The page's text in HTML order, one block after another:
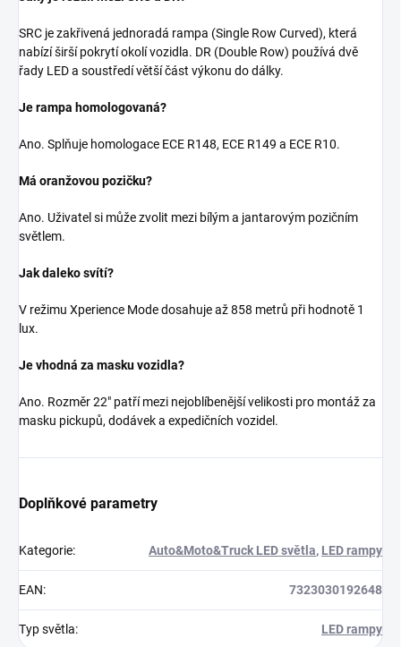
SRC je zakřivená jednoradá rampa (Single Row Curved), která
nabízí širší pokrytí okolí vozidla. DR (Double Row) používá dvě
řady LED a soustředí větší část výkonu do dálky.
Je rampa homologovaná?
Ano. Splňuje homologace ECE R148, ECE R149 a ECE R10.
Má oranžovou pozičku?
Ano. Uživatel si může zvolit mezi bílým a jantarovým pozičním
světlem.
Jak daleko svítí?
V režimu Xperience Mode dosahuje až 858 metrů při hodnotě 1
lux.
Je vhodná za masku vozidla?
Ano. Rozměr 22" patří mezi nejoblíbenější velikosti pro montáž za
masku pickupů, dodávek a expedičních vozidel.
Doplňkové parametry
Kategorie: Auto&Moto&Truck LED světla, LED rampy
EAN: 7323030192648
Typ světla: LED rampy